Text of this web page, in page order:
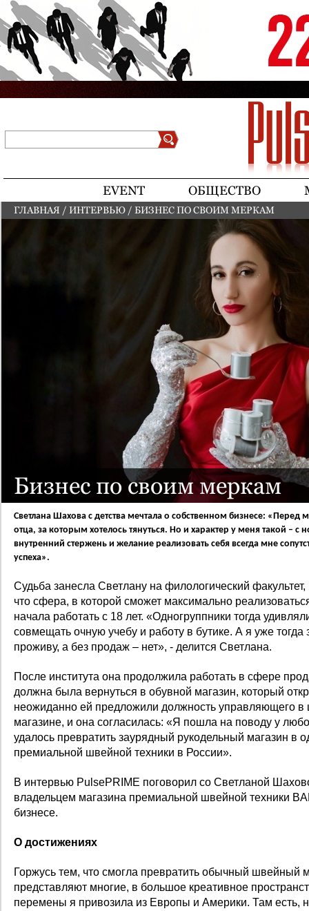
Jump to navigation
EVENT ОБЩЕСТВО
ГЛАВНАЯ / ИНТЕРВЬЮ / БИЗНЕС ПО СВОИМ МЕРКАМ
Бизнес по своим меркам
Светлана Шахова с детства мечтала о собственном бизнесе:
отца, за которым хотелось тянуться. Но и характер у меня такой – с
внутренний стержень и желание реализовать себя всегда мне
успеха».
Судьба занесла Светлану на филологический
что сфера, в которой сможет максимально
начала работать с 18 лет. «Одногруппники тогда
совмещать очную учебу и работу в бутике. А я уже тогда
проживу, а без продаж – нет», - делится Светлана.
После института она продолжила работать в сфере
должна была вернуться в обувной магазин, который
неожиданно ей предложили должность управляющего в
магазине, и она согласилась: «Я пошла на поводу у
удалось превратить заурядный рукодельный магазин в
премиальной швейной техники в России».
В интервью PulsePRIME поговорил со Светланой
владельцем магазина премиальной швейной техники
бизнесе.
О достижениях
Горжусь тем, что смогла превратить обычный швейный
представляют многие, в большое креативное
перемены я привозила из Европы и Америки. Там есть,